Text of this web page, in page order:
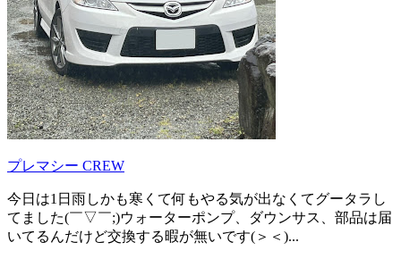
プレマシー CREW
今日は1日雨しかも寒くて何もやる気が出なくてグータラし
てました(￣▽￣;)ウォーターポンプ、ダウンサス、部品は届
いてるんだけど交換する暇が無いです(＞＜)...